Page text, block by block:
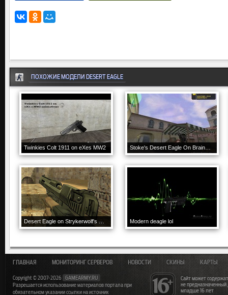
ПОХОЖИЕ МОДЕЛИ DESERT EAGLE
Twinkies Colt 1911 on eXes MW2
Desert Eagle on Strykerwolf's GO anims Modern deagle lol
Сайт может
не
младше 16 лет
ГЛАВНАЯ МОНИТОРИНГ СЕРВЕРОВ НОВОСТИ СКИНЫ КАРТЫ
Copyright © 2007-2026
GAMEARMY.RU
Разрешается использование материалов портала при
обязательном указании ссылки на источник